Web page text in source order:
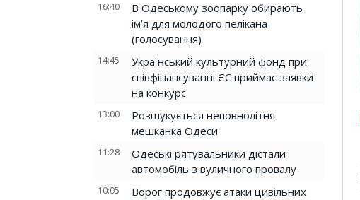
16:40
В Одеському зоопарку обирають
ім’я для молодого пелікана
(голосування)
14:45
Український культурний фонд при
співфінансуванні ЄС приймає заявки
на конкурс
13:00
Розшукується неповнолітня
мешканка Одеси
11:28
Одеські рятувальники дістали
автомобіль з вуличного провалу
10:05
Ворог продовжує атаки цивільних